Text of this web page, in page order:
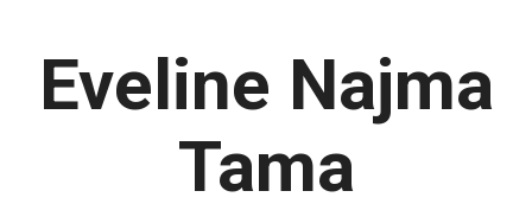
Eveline Najma
Tama